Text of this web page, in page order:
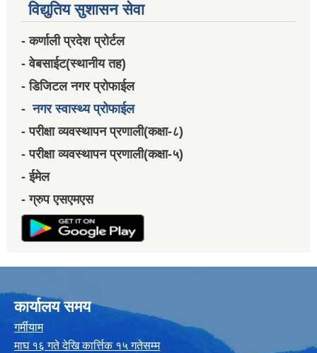
विद्युतिय सुशासन सेवा
- कर्णाली प्रदेश प्रोर्टल
- वेबसाईट(स्थानीय तह)
- डिजिटल नगर प्रोफाईल
-नगर स्वास्थ्य प्रोफाईल
- परीक्षा व्यवस्थापन प्रणाली(कक्षा-८)
- परीक्षा व्यवस्थापन प्रणाली(कक्षा-५)
- ईमेल
- ग्रुप एसएमएस
कार्यालय समय
गर्मीयाम
माघ १६ गते देखि कार्त्तिक १५ गतेसम्म